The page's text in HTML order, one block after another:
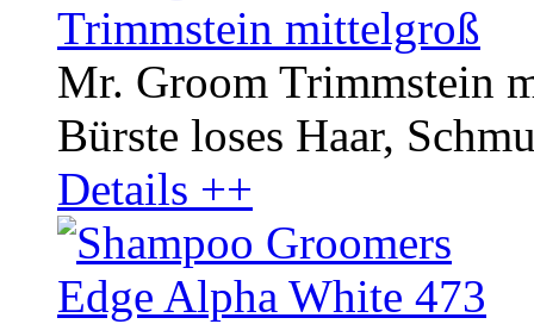
Trimmstein mittelgroß
Mr. Groom Trimmstein
Bürste loses Haar,
Details ++